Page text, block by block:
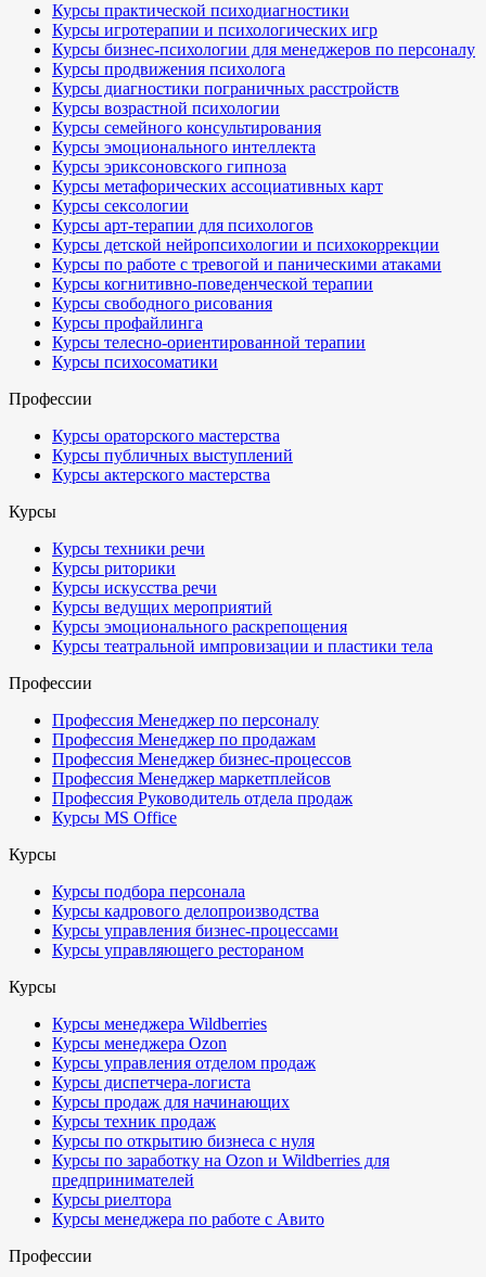
Курсы практической психодиагностики
Курсы игротерапии и психологических игр
Курсы бизнес-психологии для менеджеров по персоналу
Курсы продвижения психолога
Курсы диагностики пограничных расстройств
Курсы возрастной психологии
Курсы семейного консультирования
Курсы эмоционального интеллекта
Курсы эриксоновского гипноза
Курсы метафорических ассоциативных карт
Курсы сексологии
Курсы арт-терапии для психологов
Курсы детской нейропсихологии и психокоррекции
Курсы по работе с тревогой и паническими атаками
Курсы когнитивно-поведенческой терапии
Курсы свободного рисования
Курсы профайлинга
Курсы телесно-ориентированной терапии
Курсы психосоматики
Профессии
Курсы ораторского мастерства
Курсы публичных выступлений
Курсы актерского мастерства
Курсы
Курсы техники речи
Курсы риторики
Курсы искусства речи
Курсы ведущих мероприятий
Курсы эмоционального раскрепощения
Курсы театральной импровизации и пластики тела
Профессии
Профессия Менеджер по персоналу
Профессия Менеджер по продажам
Профессия Менеджер бизнес-процессов
Профессия Менеджер маркетплейсов
Профессия Руководитель отдела продаж
Курсы MS Office
Курсы
Курсы подбора персонала
Курсы кадрового делопроизводства
Курсы управления бизнес-процессами
Курсы управляющего рестораном
Курсы
Курсы менеджера Wildberries
Курсы менеджера Ozon
Курсы управления отделом продаж
Курсы диспетчера-логиста
Курсы продаж для начинающих
Курсы техник продаж
Курсы по открытию бизнеса с нуля
Курсы по заработку на Ozon и Wildberries для
предпринимателей
Курсы риелтора
Курсы менеджера по работе с Авито
Профессии